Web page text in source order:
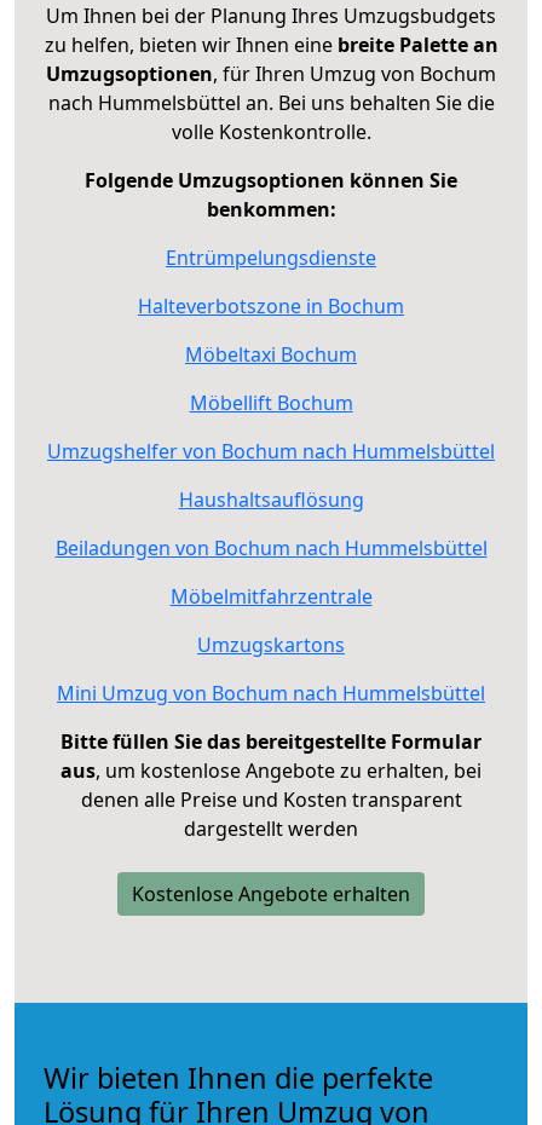
Um Ihnen bei der Planung Ihres Umzugsbudgets
zu helfen, bieten wir Ihnen eine breite Palette an
Umzugsoptionen, für Ihren Umzug von Bochum
nach Hummelsbüttel an. Bei uns behalten Sie die
volle Kostenkontrolle.
Folgende Umzugsoptionen können Sie
benkommen:
Entrümpelungsdienste
Halteverbotszone in Bochum
Möbeltaxi Bochum
Möbellift Bochum
Umzugshelfer von Bochum nach Hummelsbüttel
Haushaltsauflösung
Beiladungen von Bochum nach Hummelsbüttel
Möbelmitfahrzentrale
Umzugskartons
Mini Umzug von Bochum nach Hummelsbüttel
Bitte füllen Sie das bereitgestellte Formular
aus, um kostenlose Angebote zu erhalten, bei
denen alle Preise und Kosten transparent
dargestellt werden
Kostenlose Angebote erhalten
Wir bieten Ihnen die perfekte
Lösung für Ihren Umzug von